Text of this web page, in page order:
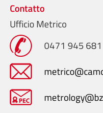
Contatto
Ufficio Metrico
0471 945 681